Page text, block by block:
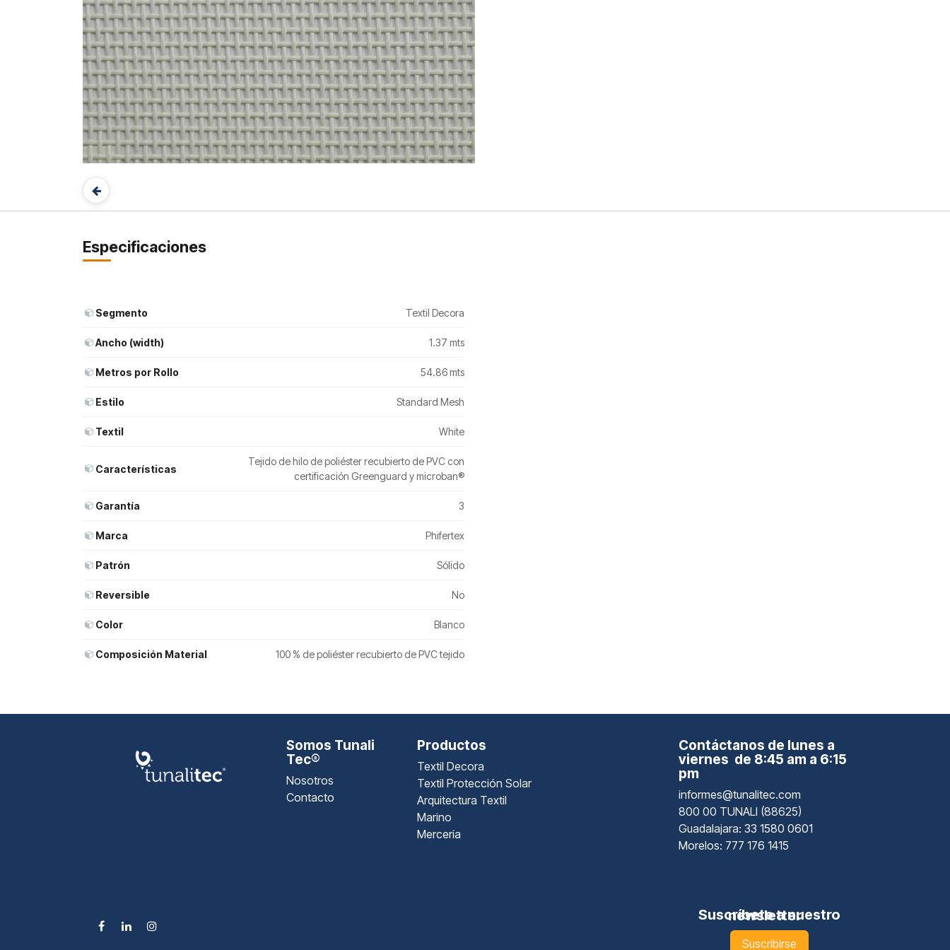
Especificaciones
Segmento Textil Decora
Ancho (width) 1.37 mts
Metros por Rollo 54.86 mts
Estilo Standard Mesh
Textil White
Características
Tejido de hilo de poliéster recubierto de PVC con
certificación Greenguard y microban®
Garantía 3
Marca Phifertex
Patrón Sólido
Reversible No
Color Blanco
Composición Material 100 % de poliéster recubierto de PVC tejido
Somos Tunali
Tec®
Nosotros
Contacto
Productos
Textil Decora
Textil Protección Solar
Arquitectura Textil
Marino
Mercería
Contáctanos de lunes a
viernes de 8:45 am a 6:15
pm
informes@tunalitec.com
800 00 TUNALI (88625)
Guadalajara: 33 1580 0601
Morelos: 777 176 1415
Suscríbete a nuestro newsletter
Suscribirse